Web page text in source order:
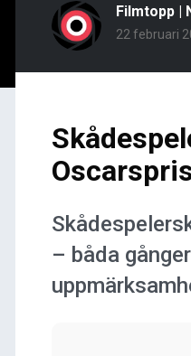
Filmtopp |
22 februari
– båda